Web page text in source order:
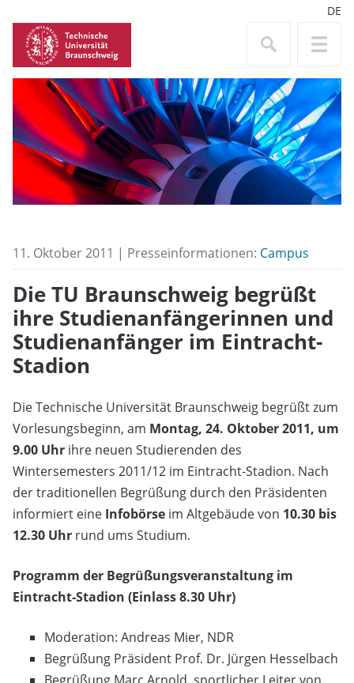
DE
11. Oktober 2011 | Presseinformationen: Campus
Die TU Braunschweig begrüßt
ihre Studienanfängerinnen und
Studienanfänger im Eintracht-
Stadion
Die Technische Universität Braunschweig begrüßt zum
Vorlesungsbeginn, am Montag, 24. Oktober 2011, um
9.00 Uhr ihre neuen Studierenden des
Wintersemesters 2011/12 im Eintracht-Stadion. Nach
der traditionellen Begrüßung durch den Präsidenten
informiert eine Infobörse im Altgebäude von 10.30 bis
12.30 Uhr rund ums Studium.
Programm der Begrüßungsveranstaltung im
Eintracht-Stadion (Einlass 8.30 Uhr)
Moderation: Andreas Mier, NDR
Begrüßung Präsident Prof. Dr. Jürgen Hesselbach